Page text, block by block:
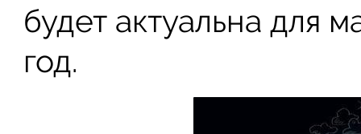
будет актуальна для
год.